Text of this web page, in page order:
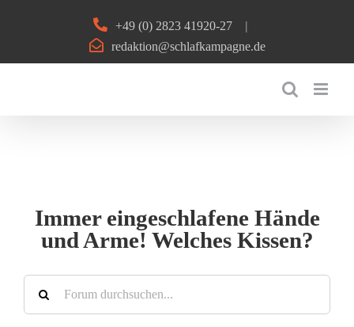
+49 (0) 2823 41920-27
|
redaktion@schlafkampagne.de
Immer eingeschlafene Hände
und Arme! Welches Kissen?